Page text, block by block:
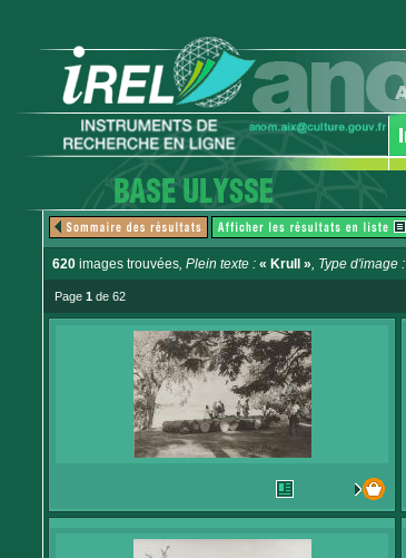
620 images trouvées, Plein texte : « Krull », Type d'image :
Page 1 de 62